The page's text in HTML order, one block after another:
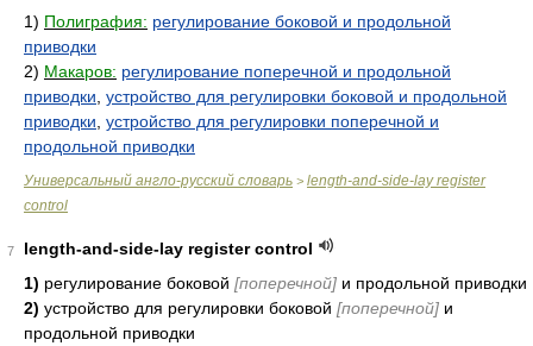
1) Полиграфия: регулирование боковой и продольной
приводки
2) Макаров: регулирование поперечной и продольной
приводки устройство для регулировки боковой и продольной
приводки устройство для регулировки поперечной и
продольной приводки
Универсальный англо-русский словарь > length-and-side-lay register
control
7
length-and-side-lay register control
1) регулирование боковой [поперечной] и продольной приводки
2) устройство для регулировки боковой [поперечной] и
продольной приводки